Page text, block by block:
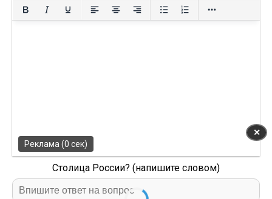
Столица России? (напишите словом)
✕
Реклама (0 сек)